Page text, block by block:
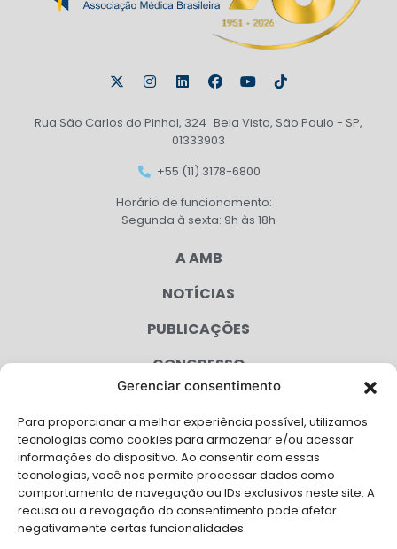
Gerenciar consentimento
Para proporcionar a melhor experiência possível, utilizamos
tecnologias como cookies para armazenar e/ou acessar
informações do dispositivo. Ao consentir com essas
tecnologias, você nos permite processar dados como
comportamento de navegação ou IDs exclusivos neste site. A
recusa ou a revogação do consentimento pode afetar
negativamente certas funcionalidades.
Rua São Carlos do Pinhal, 324 Bela Vista, São Paulo - SP,
01333903
+55 (11) 3178-6800
Horário de funcionamento:
Segunda à sexta: 9h às 18h
A AMB
NOTÍCIAS
PUBLICAÇÕES
CONGRESSO
CAMPANHAS
SERVIÇOS
FILIADAS